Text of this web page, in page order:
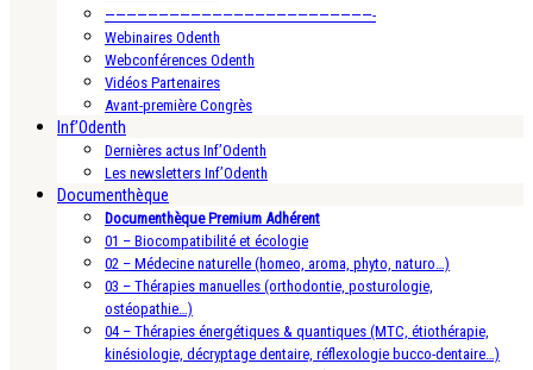
—————————————————————————-
Webinaires Odenth
Webconférences Odenth
Vidéos Partenaires
Avant-première Congrès
Inf’Odenth
Dernières actus Inf’Odenth
Les newsletters Inf’Odenth
Documenthèque
Documenthèque Premium Adhérent
01 – Biocompatibilité et écologie
02 – Médecine naturelle (homeo, aroma, phyto, naturo…)
03 – Thérapies manuelles (orthodontie, posturologie,
ostéopathie…)
04 – Thérapies énergétiques & quantiques (MTC, étiothérapie,
kinésiologie, décryptage dentaire, réflexologie bucco-dentaire…)